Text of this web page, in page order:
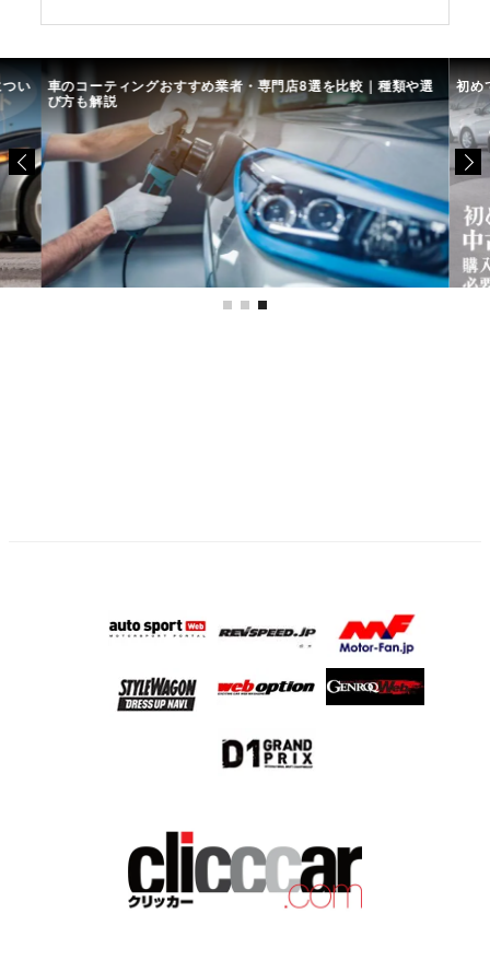
い 車のコーティングおすすめ業者・専門店8選を比較｜種類や選
び方も解説
初め